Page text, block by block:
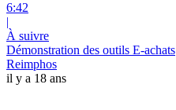
6:42
|
À suivre
Démonstration des outils E-achats
Reimphos
il y a 18 ans